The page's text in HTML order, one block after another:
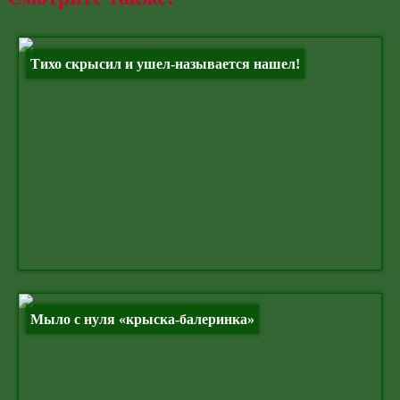
Тихо скрысил и ушел-называется нашел!
Мыло с нуля «крыска-балеринка»